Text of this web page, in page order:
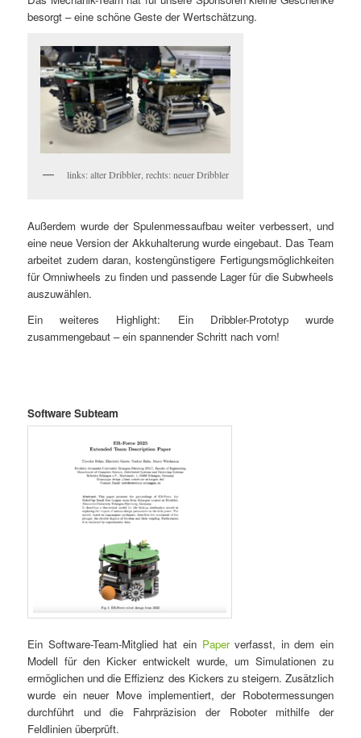
besorgt – eine schöne Geste der Wertschätzung.
links: alter Dribbler, rechts: neuer Dribbler
Außerdem wurde der Spulenmessaufbau weiter verbessert, und
eine neue Version der Akkuhalterung wurde eingebaut. Das Team
arbeitet zudem daran, kostengünstigere Fertigungsmöglichkeiten
für Omniwheels zu finden und passende Lager für die Subwheels
auszuwählen.
Ein weiteres Highlight: Ein Dribbler-Prototyp wurde
zusammengebaut – ein spannender Schritt nach vorn!
Software Subteam
Ein Software-Team-Mitglied hat ein Paperverfasst, in dem ein
Modell für den Kicker entwickelt wurde, um Simulationen zu
ermöglichen und die Effizienz des Kickers zu steigern. Zusätzlich
wurde ein neuer Move implementiert, der Robotermessungen
durchführt und die Fahrpräzision der Roboter mithilfe der
Feldlinien überprüft.